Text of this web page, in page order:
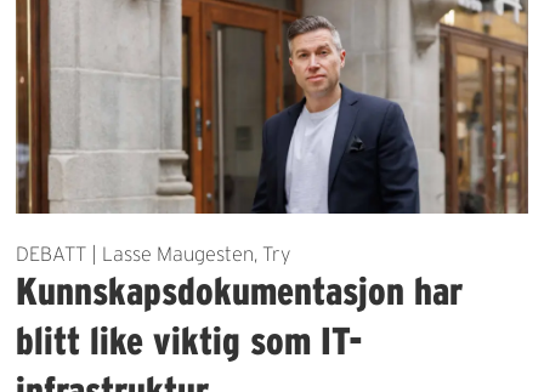
DEBATT | Lasse Maugesten, Try
Kunnskapsdokumentasjon har
blitt like viktig som IT-